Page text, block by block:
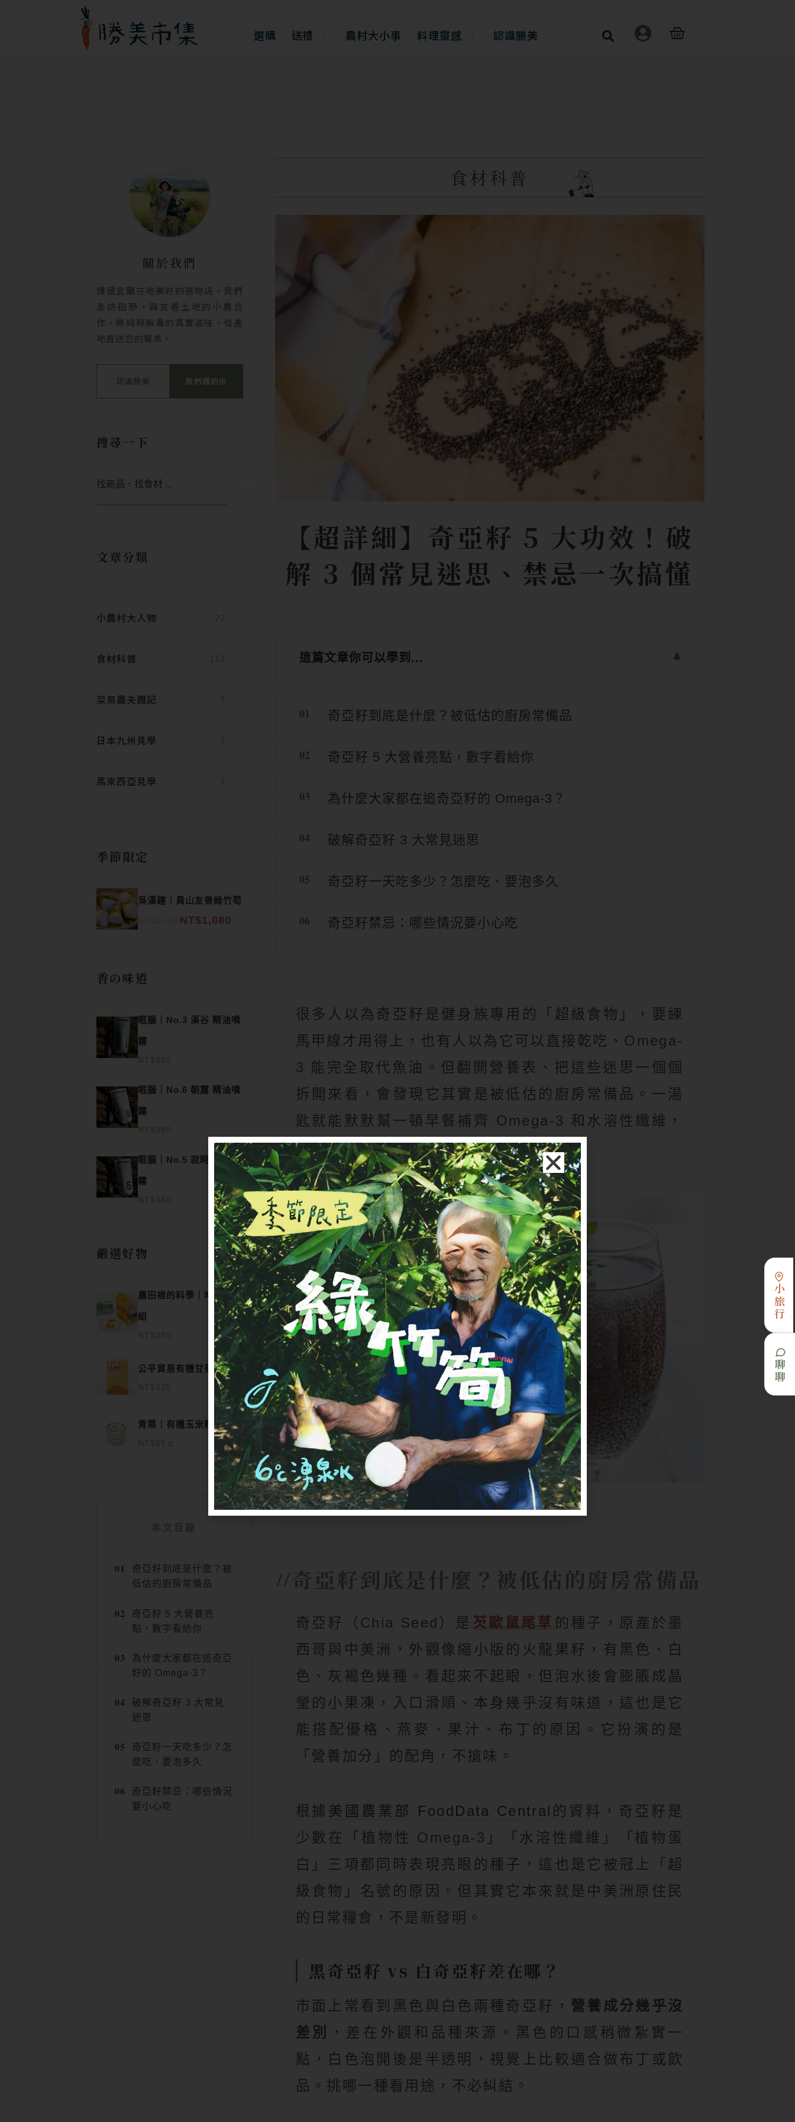
選購 送禮 農村大小事 料理靈感 認識勝美
購
關於我們
傳遞宜蘭在地美好的選物店。我們
走訪田野，與友善土地的小農合
作，將純粹無毒的真實滋味，從產
地直送您的餐桌。
認識勝美 我們種的米
搜尋一下
文章分類
小農村大人物
食材科普 112
菜鳥農夫週記 7
日本九州見學 7
馬來西亞見學 3
季節限定
吳漢鐘｜員山友善綠竹筍
NT$1,080
香の味道
眠腦｜No.3 溪谷 精油噴
霧
NT$980
眠腦｜No.6 朝露 精油噴
霧
NT$980
眠腦｜No.5 寂時 精油噴
霧
NT$980
嚴選好物
農田裡的科學｜哈螺米餅
組
NT$ 280
公平貿易有機甘菊茶
NT$320
青葉｜有機玉米粒
NT$65
此
產
式。
可
在
產
品
頁
面
選
擇
選
奇亞籽到底是什麼？被
低估的廚房常備品
奇亞籽 5 大營養亮
點，數字看給你
為什麼大家都在追奇亞
籽的 Omega-3？
破解奇亞籽 3 大常見
迷思
奇亞籽一天吃多少？怎
麼吃、要泡多久
奇亞籽禁忌：哪些情況
要小心吃
食材科普
【超詳細】奇亞籽 5 大功效！破
解 3 個常見迷思、禁忌一次搞懂
這篇文章你可以學到...
奇亞籽到底是什麼？被低估的廚房常備品
奇亞籽 5 大營養亮點，數字看給你
為什麼大家都在追奇亞籽的 Omega-3？
破解奇亞籽 3 大常見迷思
奇亞籽一天吃多少？怎麼吃、要泡多久
奇亞籽禁忌：哪些情況要小心吃
很多人以為奇亞籽是健身族專用的「超級食物」，要練
馬甲線才用得上，也有人以為它可以直接乾吃、Omega-
3 能完全取代魚油。但翻開營養表、把這些迷思一個個
拆開來看，會發現它其實是被低估的廚房常備品。一湯
匙就能默默幫一頓早餐補齊 Omega-3 和水溶性纖維，
做法也比想像中簡單。
奇亞籽到底是什麼？被低估的廚房常備品
奇亞籽（Chia Seed）是 芡歐鼠尾草 的種子，原產於墨
西哥與中美洲，外觀像縮小版的火龍果籽，有黑色、白
色、灰褐色幾種。看起來不起眼，但泡水後會膨脹成晶
瑩的小果凍，入口滑順、本身幾乎沒有味道，這也是它
能搭配優格、燕麥、果汁、布丁的原因。它扮演的是
「營養加分」的配角，不搶味。
根據 美國農業部 FoodData Central 的資料，奇亞籽是
少數在「植物性 Omega-3」「水溶性纖維」「植物蛋
白」三項都同時表現亮眼的種子，這也是它被冠上「超
級食物」名號的原因。但其實它本來就是中美洲原住民
的日常糧食，不是新發明。
黑奇亞籽 vs 白奇亞籽差在哪？
市面上常看到黑色與白色兩種奇亞籽， 營養成分幾乎沒
差別
，差在外觀和品種來源。黑色的口感稍微紮實一
點，白色泡開後是半透明，視覺上比較適合做布丁或飲
品。挑哪一種看用途，不必糾結。
小旅行
聊聊